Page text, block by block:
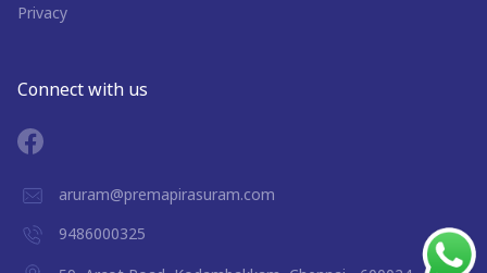
Privacy
Connect with us
aruram@premapirasuram.com
9486000325